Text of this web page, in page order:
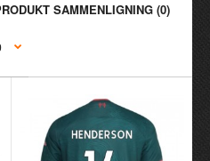
SAMMENLIGNING (0)